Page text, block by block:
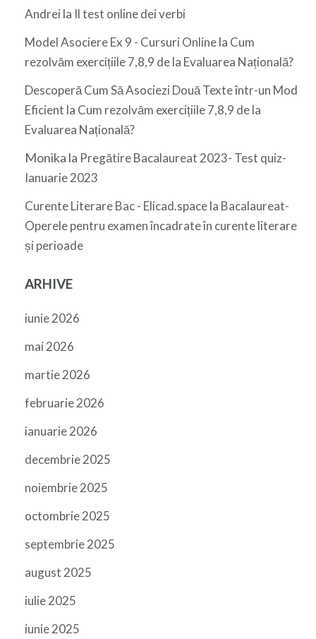
Andrei la Il test online dei verbi
Model Asociere Ex 9 - Cursuri Onlinela Cum
rezolvăm exercițiile 7,8,9 de la Evaluarea Națională?
Descoperă Cum Să Asociezi Două Texte într-un Mod
Eficient la Cum rezolvăm exercițiile 7,8,9 de la
Evaluarea Națională?
Monika la Pregătire Bacalaureat 2023- Test quiz-
Ianuarie 2023
Curente Literare Bac - Elicad.spacela Bacalaureat-
Operele pentru examen încadrate în curente literare
și perioade
ARHIVE
iunie 2026
mai 2026
martie 2026
februarie 2026
ianuarie 2026
decembrie 2025
noiembrie 2025
octombrie 2025
septembrie 2025
august 2025
iulie 2025
iunie 2025